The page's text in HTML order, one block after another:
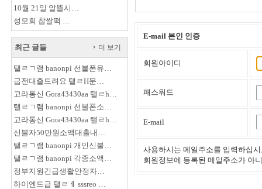
10월 21일 알뜰시…
성모회 찹쌀떡 …
최근 글들 더 보기
탤ㄹㄱ램 banonpi 선불폰유…
급전대출드려요 탤ㄹH문…
고라통신 Gora43430aa 탤ㄹh…
탤ㄹㄱ램 banonpi 선불폰소…
고라통신 Gora43430aa 탤ㄹh…
신불자50만원소액대출내…
탤ㄹㄱ램 banonpi 개인신불…
탤ㄹㄱ램 banonpi 각종소액…
정부지원긴급생활안정자…
하이엔드급 탤ㄹㅔ sssreo …
E-mail 본인 인증
회원아이디
패스워드
E-mail
사용하시는 메일주소를 입력하십시
회원정보에 등록된 메일주소가 아